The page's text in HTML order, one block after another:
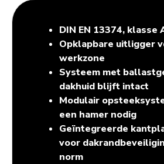
DIN EN 13374, klasse
Opklapbare uitligger
werkzone
Systeem met
dakhuid blijft intact
Modulair
een hamer nodig
Geïntegreerde
voor
norm